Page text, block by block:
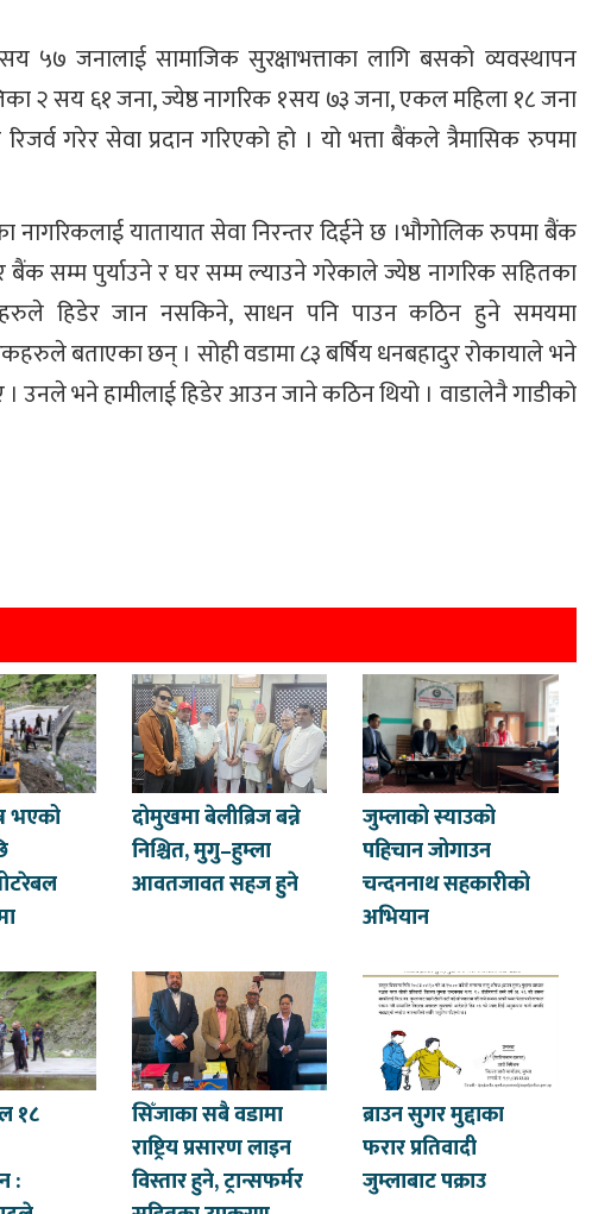
५७ जनालाई सामाजिक सुरक्षाभत्ताका लागि बसको व्यवस्थापन
२ सय ६१ जना, ज्येष्ठ नागरिक १सय ७३ जना, एकल महिला १८ जना
गरेर सेवा प्रदान गरिएको हो । यो भत्ता बैंकले त्रैमासिक रुपमा
नागरिकलाई यातायात सेवा निरन्तर दिईने छ ।भौगोलिक रुपमा बैंक
सम्म पुर्याउने र घर सम्म ल्याउने गरेकाले ज्येष्ठ नागरिक सहितका
हिडेर जान नसकिने, साधन पनि पाउन कठिन हुने समयमा
बताएका छन् । सोही वडामा ८३ बर्षिय धनबहादुर रोकायाले भने
। उनले भने हामीलाई हिडेर आउन जाने कठिन थियो । वाडालेनै गाडीको
भएको
दोमुखमा बेलीब्रिज बन्ने
निश्चित, मुगु–हुम्ला
आवतजावत सहज हुने
जुम्लाको स्याउको
पहिचान जोगाउन
चन्दननाथ सहकारीको
अभियान
१८
:
सिँजाका सबै वडामा
राष्ट्रिय प्रसारण लाइन
विस्तार हुने, ट्रान्सफर्मर
ब्राउन सुगर मुद्दाका
फरार प्रतिवादी
जुम्लाबाट पक्राउ